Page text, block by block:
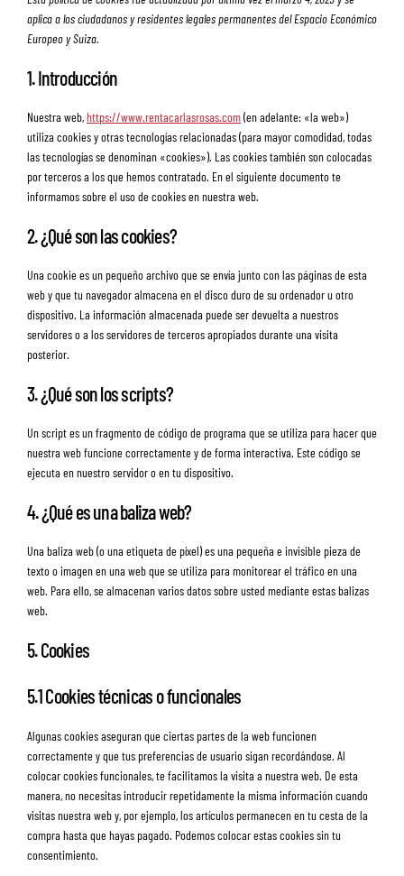
aplica a los ciudadanos y residentes legales permanentes del Espacio Económico
Europeo y Suiza.
1. Introducción
Nuestra web,https://www.rentacarlasrosas.com(en adelante: «la web»)
utiliza cookies y otras tecnologías relacionadas (para mayor comodidad, todas
las tecnologías se denominan «cookies»). Las cookies también son colocadas
por terceros a los que hemos contratado. En el siguiente documento te
informamos sobre el uso de cookies en nuestra web.
2. ¿Qué son las cookies?
Una cookie es un pequeño archivo que se envía junto con las páginas de esta
web y que tu navegador almacena en el disco duro de su ordenador u otro
dispositivo. La información almacenada puede ser devuelta a nuestros
servidores o a los servidores de terceros apropiados durante una visita
posterior.
3. ¿Qué son los scripts?
Un script es un fragmento de código de programa que se utiliza para hacer que
nuestra web funcione correctamente y de forma interactiva. Este código se
ejecuta en nuestro servidor o en tu dispositivo.
4. ¿Qué es una baliza web?
Una baliza web (o una etiqueta de píxel) es una pequeña e invisible pieza de
texto o imagen en una web que se utiliza para monitorear el tráfico en una
web. Para ello, se almacenan varios datos sobre usted mediante estas balizas
web.
5. Cookies
5.1 Cookies técnicas o funcionales
Algunas cookies aseguran que ciertas partes de la web funcionen
correctamente y que tus preferencias de usuario sigan recordándose. Al
colocar cookies funcionales, te facilitamos la visita a nuestra web. De esta
manera, no necesitas introducir repetidamente la misma información cuando
visitas nuestra web y, por ejemplo, los artículos permanecen en tu cesta de la
compra hasta que hayas pagado. Podemos colocar estas cookies sin tu
consentimiento.